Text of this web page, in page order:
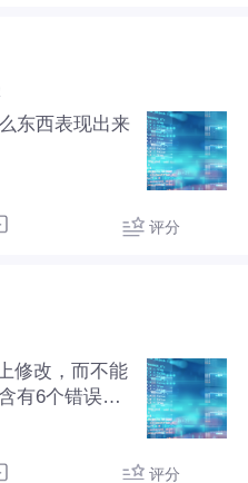
东西表现出来
评分
修改，而不能
有6个错误。
int age; //年龄
评分